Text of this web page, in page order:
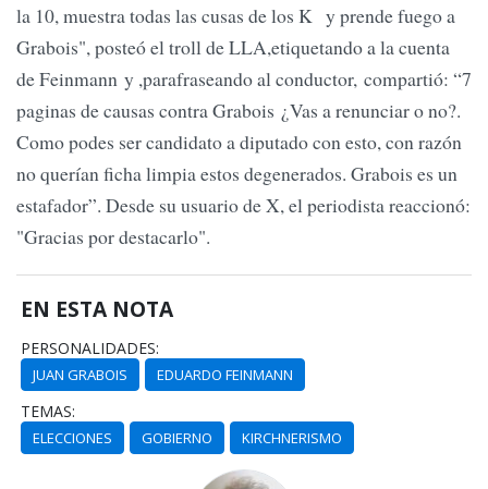
la 10, muestra todas las cusas de los K y prende fuego a
Grabois", posteó el troll de LLA,etiquetando a la cuenta
de Feinmann y ,parafraseando al conductor, compartió: “7
paginas de causas contra Grabois ¿Vas a renunciar o no?.
Como podes ser candidato a diputado con esto, con razón
no querían ficha limpia estos degenerados. Grabois es un
estafador”. Desde su usuario de X, el periodista reaccionó:
"Gracias por destacarlo".
EN ESTA NOTA
PERSONALIDADES:
JUAN GRABOIS EDUARDO FEINMANN
TEMAS:
ELECCIONES GOBIERNO KIRCHNERISMO